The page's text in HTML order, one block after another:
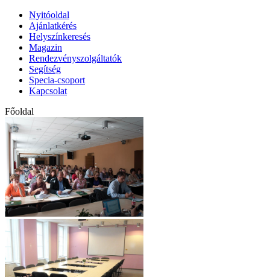
Nyitóoldal
Ajánlatkérés
Helyszínkeresés
Magazin
Rendezvényszolgáltatók
Segítség
Specia-csoport
Kapcsolat
Főoldal